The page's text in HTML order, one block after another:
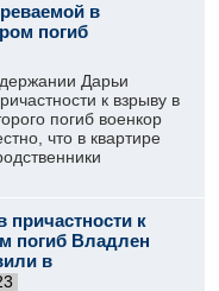
в
погиб
Дарьи
к взрыву в
погиб военкор
что в квартире
к
погиб Владлен
в